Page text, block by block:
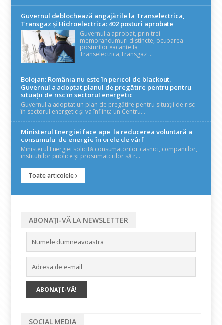
Guvernul deblochează angajările la Transelectrica,
Transgaz și Hidroelectrica: 402 posturi aprobate
Guvernul a aprobat, prin trei
memorandumuri distincte, ocuparea
posturilor vacante la
Transelectrica,Transgaz ...
Bolojan: România nu este în pericol de blackout.
Guvernul a adoptat planul de pregătire pentru pentru
situații de risc în sectorul energetic
Guvernul a adoptat un plan de pregătire pentru situații de risc
în sectorul energetic și va înființa un Centru...
Ministerul Energiei face apel la reducerea voluntară a
consumului de energie în orele de vârf
Ministerul Energiei solicită consumatorilor casnici, companiilor,
instituțiilor publice și prosumatorilor să r...
Toate articolele
ABONAȚI-VĂ LA NEWSLETTER
SOCIAL MEDIA